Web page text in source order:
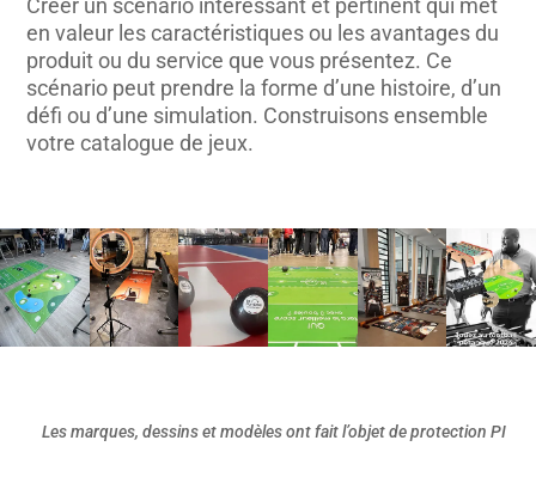
Créer un scénario intéressant et pertinent qui met
en valeur les caractéristiques ou les avantages du
produit ou du service que vous présentez. Ce
scénario peut prendre la forme d’une histoire, d’un
défi ou d’une simulation. Construisons ensemble
votre catalogue de jeux.
Les marques, dessins et modèles ont fait l’objet de protection PI